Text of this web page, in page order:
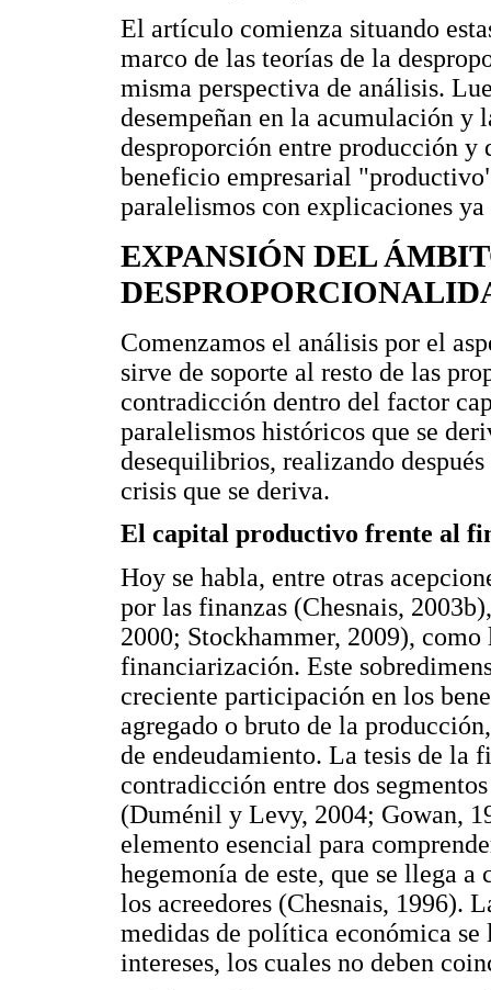
El artículo comienza situando
marco de las teorías de la
misma perspectiva de análisis.
desempeñan en la acumulación y
desproporción entre producción y
beneficio empresarial
paralelismos con explicaciones ya
EXPANSIÓN DEL
Comenzamos el análisis por el
sirve de soporte al resto de las
contradicción dentro del factor
paralelismos históricos que se
desequilibrios, realizando
crisis que se deriva.
El capital productivo frente al
Hoy se habla, entre otras
por las finanzas (Chesnais,
2000; Stockhammer, 2009),
financiarización. Este
creciente participación en los
agregado o bruto de la
de endeudamiento. La tesis de la
contradicción entre dos
(Duménil y Levy, 2004; Gowan,
elemento esencial para
hegemonía de este, que se llega
los acreedores (Chesnais, 1996).
medidas de política económica se
intereses, los cuales no deben